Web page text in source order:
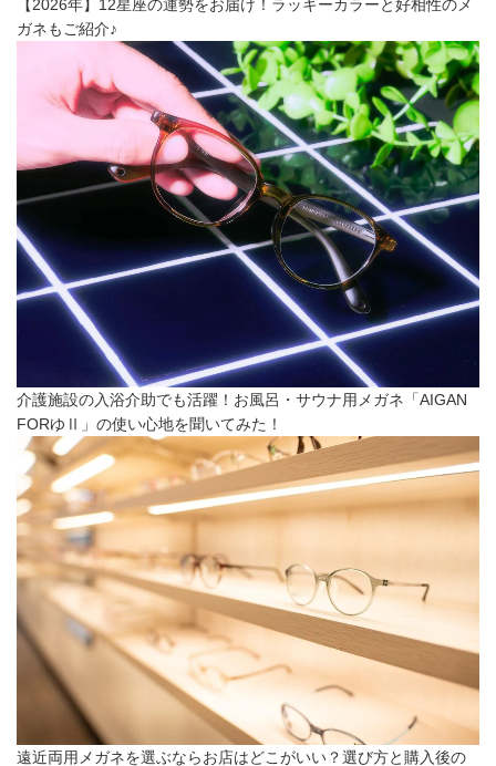
【2026年】12星座の運勢をお届け！ラッキーカラーと好相性のメ
ガネもご紹介♪
介護施設の入浴介助でも活躍！お風呂・サウナ用メガネ「AIGAN
FORゆⅡ」の使い心地を聞いてみた！
遠近両用メガネを選ぶならお店はどこがいい？選び方と購入後の